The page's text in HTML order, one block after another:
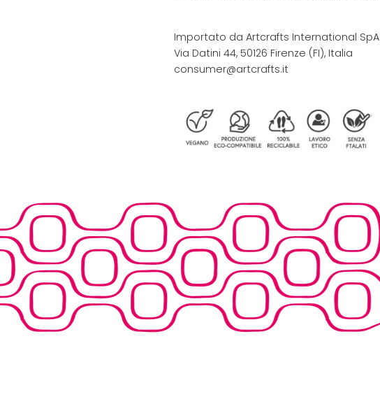
Importato da Artcrafts International SpA
Via Datini 44, 50126 Firenze (FI), Italia
consumer@artcrafts.it